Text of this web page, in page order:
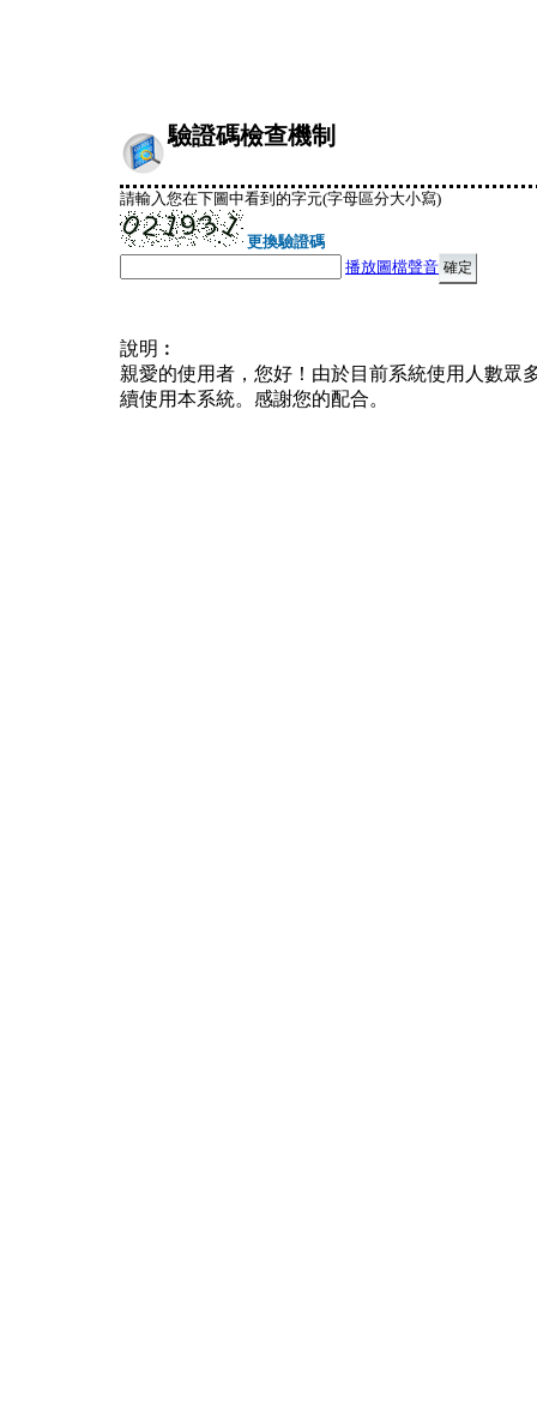
驗證碼檢查機制
請輸入您在下圖中看到的字元(字母區分大小寫)
更換驗證碼
播放圖檔聲音
說明︰
親愛的使用者，您好！由於目前系統使用人數眾
續使用本系統。感謝您的配合。